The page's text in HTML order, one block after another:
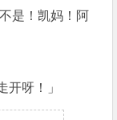
是！凯妈！阿
开呀！」